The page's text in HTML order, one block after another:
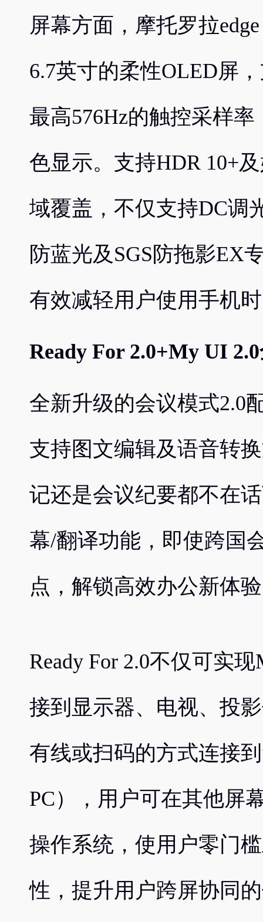
屏幕方面，摩托罗拉
6.7英寸的柔性OLED屏
最高576Hz的触控采样
色显示。支持HDR 10+
域覆盖，不仅支持DC调
防蓝光及SGS防拖影EX
有效减轻用户使用手机
Ready For 2.0+My UI
全新升级的会议模式2.0
支持图文编辑及语音转
记还是会议纪要都不在
幕/翻译功能，即使跨国
点，解锁高效办公新体
Ready For 2.0不仅可实
接到显示器、电视、投
有线或扫码的方式连接
PC），用户可在其他屏
操作系统，使用户零门
性，提升用户跨屏协同